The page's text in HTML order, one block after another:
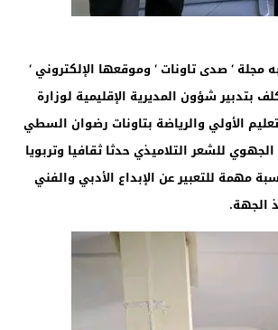
‘ صدى تاونات ‘ وموقعها الإلكتروني ‘
بتدبير شؤون المديرية الإقليمية لوزارة
الأولي والرياضة بتاونات رضوان السطي
للشعر التلاميذي حدثا ثقافيا وتربويا
مهمة للتعبير عن الإبداع الأدبي والفني
الجهة.